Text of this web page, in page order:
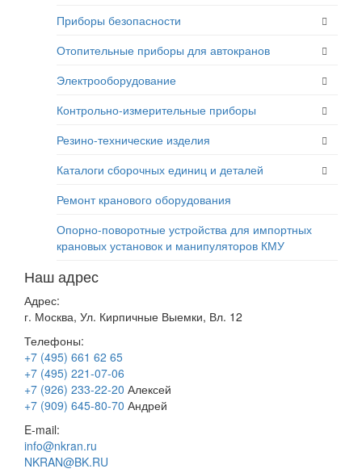
Приборы безопасности
Отопительные приборы для автокранов
Электрооборудование
Контрольно-измерительные приборы
Резино-технические изделия
Каталоги сборочных единиц и деталей
Ремонт кранового оборудования
Опорно-поворотные устройства для импортных
крановых установок и манипуляторов КМУ
Наш адрес
Адрес:
г. Москва, Ул. Кирпичные Выемки, Вл. 12
Телефоны:
+7 (495) 661 62 65
+7 (495) 221-07-06
+7 (926) 233-22-20 Алексей
+7 (909) 645-80-70 Андрей
E-mail:
info@nkran.ru
NKRAN@BK.RU